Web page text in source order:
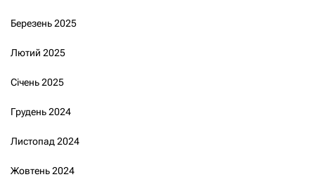
Березень 2025
Лютий 2025
Січень 2025
Грудень 2024
Листопад 2024
Жовтень 2024